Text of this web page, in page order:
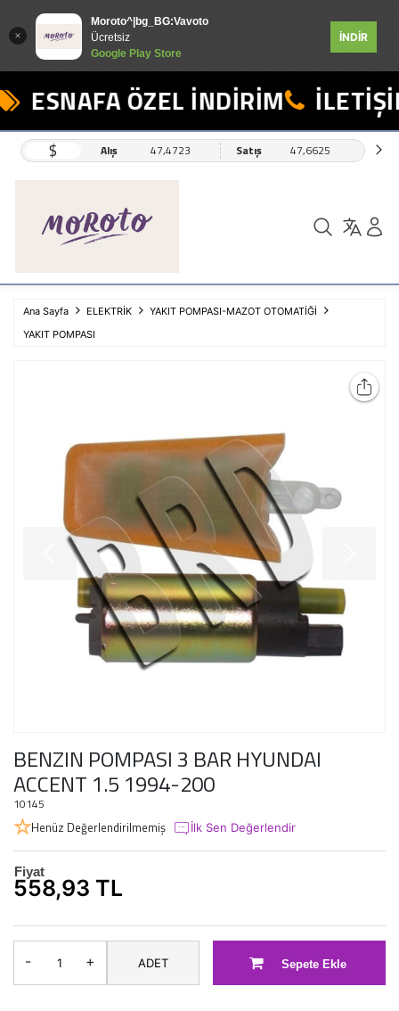
Moroto^|bg_BG:Vavoto
Ücretsiz
Google Play Store
İNDİR
ESNAFA ÖZEL İNDİRİM
$ Alış 47,4723 Satış 47,6625
Ana Sayfa ELEKTRİK
YAKIT POMPASI-MAZOT OTOMATİĞİ
YAKIT POMPASI
BENZIN POMPASI 3 BAR HYUNDAI
ACCENT 1.5 1994-200
10145
Henüz Değerlendirilmemiş İlk Sen Değerlendir
Fiyat
558,93 TL
- + ADET Sepete Ekle